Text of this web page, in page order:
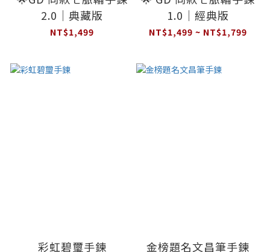
2.0｜典藏版
NT$1,499
1.0｜經典版
NT$1,499 ~ NT$1,799
彩虹碧璽手鍊 金榜題名文昌筆手鍊